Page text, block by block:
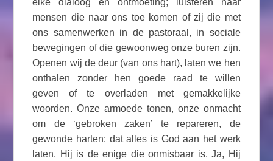
elke dialoog en ontmoeting; luisteren naar
mensen die naar ons toe komen of zij die met
ons samenwerken in de pastoraal, in sociale
bewegingen of die gewoonweg onze buren zijn.
Openen wij de deur (van ons hart), laten we hen
onthalen zonder hen goede raad te willen
geven of te overladen met gemakkelijke
woorden. Onze armoede tonen, onze onmacht
om de ‘gebroken zaken’ te repareren, de
gewonde harten: dat alles is God aan het werk
laten. Hij is de enige die onmisbaar is. Ja, Hij